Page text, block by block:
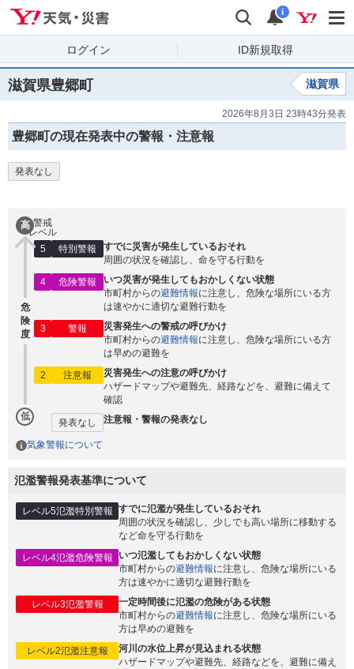
検索 通知
i
ログイン ID新規取得
滋賀県豊郷町 滋賀県
2026年8月3日 23時43分発表
豊郷町の現在発表中の警報・注意報
発表なし
高
危
険
度
低
警戒
レベル
5
特別警報
すでに災害が発生しているおそれ
周囲の状況を確認し、命を守る行動を
4
危険警報
いつ災害が発生してもおかしくない状態
市町村からの避難情報に注意し、危険な場所にいる方
は速やかに適切な避難行動を
3
警報
災害発生への警戒の呼びかけ
市町村からの避難情報に注意し、危険な場所にいる方
は早めの避難を
2
注意報
災害発生への注意の呼びかけ
ハザードマップや避難先、経路などを、避難に備えて
確認
発表なし 注意報・警報の発表なし
気象警報について
氾濫警報発表基準について
レベル5氾濫特別警報 すでに氾濫が発生しているおそれ
周囲の状況を確認し、少しでも高い場所に移動する
など命を守る行動を
レベル4氾濫危険警報
いつ氾濫してもおかしくない状態
市町村からの避難情報に注意し、危険な場所にいる
方は速やかに適切な避難行動を
レベル3氾濫警報
一定時間後に氾濫の危険がある状態
市町村からの避難情報に注意し、危険な場所にいる
方は早めの避難を
レベル2氾濫注意報
河川の水位上昇が見込まれる状態
ハザードマップや避難先、経路などを、避難に備え